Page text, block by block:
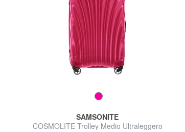
SAMSONITE
COSMOLITE Trolley Medio Ultraleggero